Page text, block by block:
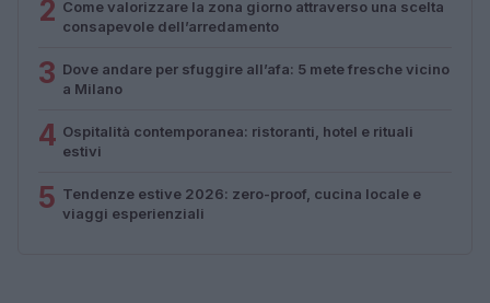
2 Come valorizzare la zona giorno attraverso una scelta
consapevole dell’arredamento
3 Dove andare per sfuggire all’afa: 5 mete fresche vicino
a Milano
4 Ospitalità contemporanea: ristoranti, hotel e rituali
estivi
5 Tendenze estive 2026: zero-proof, cucina locale e
viaggi esperienziali